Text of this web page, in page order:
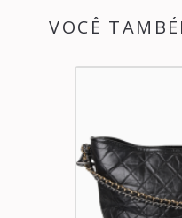
VOCÊ